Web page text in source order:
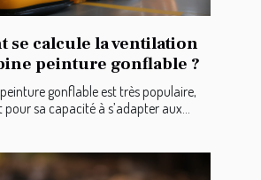
se calcule la ventilation
peinture gonflable ?
gonflable est très populaire,
sa capacité à s’adapter aux...